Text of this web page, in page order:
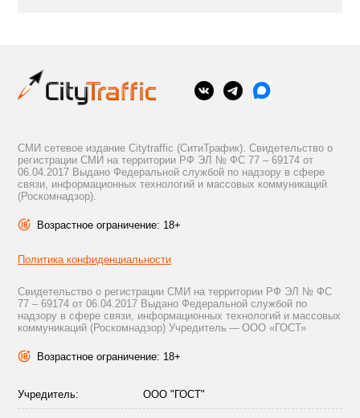
СМИ сетевое издание Citytraffic (СитиТрафик). Свидетельство о
регистрации СМИ на территории РФ ЭЛ № ФС 77 – 69174 от
06.04.2017 Выдано Федеральной службой по надзору в сфере
связи, информационных технологий и массовых коммуникаций
(Роскомнадзор).
Возрастное ограничение: 18+
Политика конфиденциальности
Свидетельство о регистрации СМИ на территории РФ ЭЛ № ФС
77 – 69174 от 06.04.2017 Выдано Федеральной службой по
надзору в сфере связи, информационных технологий и массовых
коммуникаций (Роскомнадзор) Учредитель — ООО «ГОСТ»
Возрастное ограничение: 18+
Учредитель: ООО "ГОСТ"